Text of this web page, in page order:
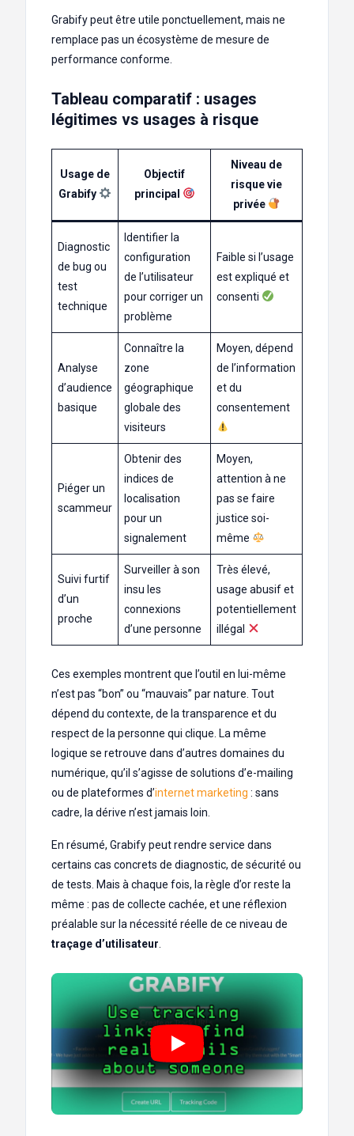
Grabify peut être utile ponctuellement, mais ne
remplace pas un écosystème de mesure de
performance conforme.
Tableau comparatif : usages
légitimes vs usages à risque
Usage de
Grabify
Objectif
principal
Niveau de
risque vie
privée
Diagnostic
de bug ou
test
technique
Identifier la
configuration
de l’utilisateur
pour corriger un
problème
Faible si l’usage
est expliqué et
consenti
Analyse
d’audience
basique
Connaître la
zone
géographique
globale des
visiteurs
Moyen, dépend
de l’information
et du
consentement
Piéger un
scammeur
Obtenir des
indices de
localisation
pour un
signalement
Moyen,
attention à ne
pas se faire
justice soi-
même
Suivi furtif
d’un
proche
Surveiller à son
insu les
connexions
d’une personne
Très élevé,
usage abusif et
potentiellement
illégal
Ces exemples montrent que l’outil en lui-même
n’est pas “bon” ou “mauvais” par nature. Tout
dépend du contexte, de la transparence et du
respect de la personne qui clique. La même
logique se retrouve dans d’autres domaines du
numérique, qu’il s’agisse de solutions d’e-mailing
ou de plateformes d’internet marketing : sans
cadre, la dérive n’est jamais loin.
En résumé, Grabify peut rendre service dans
certains cas concrets de diagnostic, de sécurité ou
de tests. Mais à chaque fois, la règle d’or reste la
même : pas de collecte cachée, et une réflexion
préalable sur la nécessité réelle de ce niveau de
traçage d’utilisateur